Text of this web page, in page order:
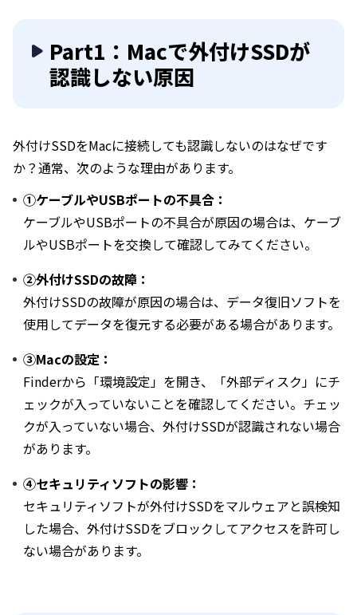
Part1：Macで外付けSSDが
認識しない原因
外付けSSDをMacに接続しても認識しないのはなぜです
か？通常、次のような理由があります。
①ケーブルやUSBポートの不具合：
ケーブルやUSBポートの不具合が原因の場合は、ケーブ
ルやUSBポートを交換して確認してみてください。
②外付けSSDの故障：
外付けSSDの故障が原因の場合は、データ復旧ソフトを
使用してデータを復元する必要がある場合があります。
③Macの設定：
Finderから「環境設定」を開き、「外部ディスク」にチ
ェックが入っていないことを確認してください。チェッ
クが入っていない場合、外付けSSDが認識されない場合
があります。
④セキュリティソフトの影響：
セキュリティソフトが外付けSSDをマルウェアと誤検知
した場合、外付けSSDをブロックしてアクセスを許可し
ない場合があります。